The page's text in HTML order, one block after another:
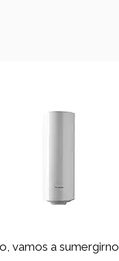
vamos a